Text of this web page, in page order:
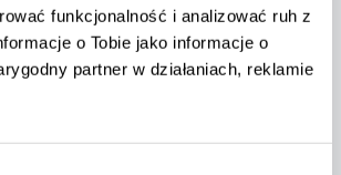
funkcjonalność i analizować ruh z
o Tobie jako informacje o
partner w działaniach, reklamie
Masz pytania?
skonsultować się z naszymi